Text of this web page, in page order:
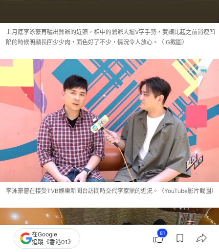
上月底李泳豪再曬出鼎爺的近照，相中的鼎爺大擺V字手勢，雙頰比起之前消瘦凹
陷的時候明顯長回少少肉，面色好了不少，情況令人放心。（IG截圖）
李泳豪曾在接受TVB娛樂新聞台訪問時交代李家鼎的近況。（YouTube影片截圖）
在Google
追蹤《香港01》
81